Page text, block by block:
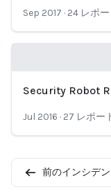
Sep 2017 · 24 レポー
Security Robot
Jul 2016 · 27 レポー
前のインシデン